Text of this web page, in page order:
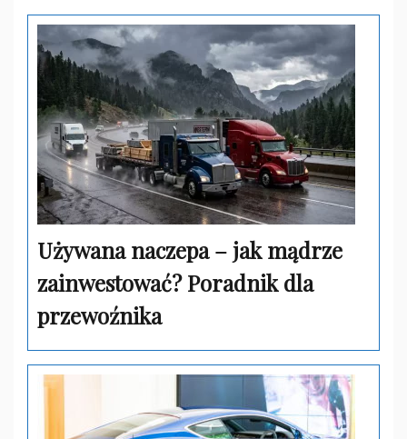
Używana naczepa – jak mądrze
zainwestować? Poradnik dla
przewoźnika